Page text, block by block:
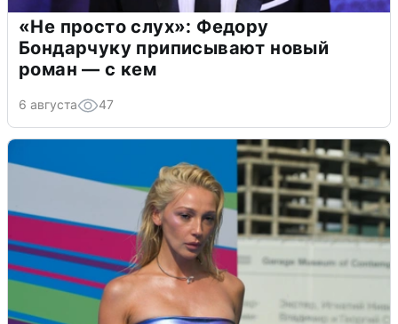
«Не просто слух»: Федору
Бондарчуку приписывают новый
роман — с кем
6 августа 47